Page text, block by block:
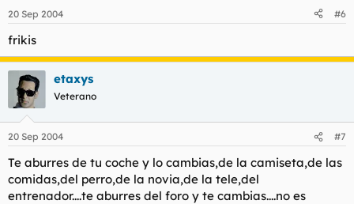
20 Sep 2004 #6
frikis
etaxys
Veterano
20 Sep 2004 #7
Te aburres de tu coche y lo cambias,de la camiseta,de las
comidas,del perro,de la novia,de la tele,del
entrenador....te aburres del foro y te cambias....no es